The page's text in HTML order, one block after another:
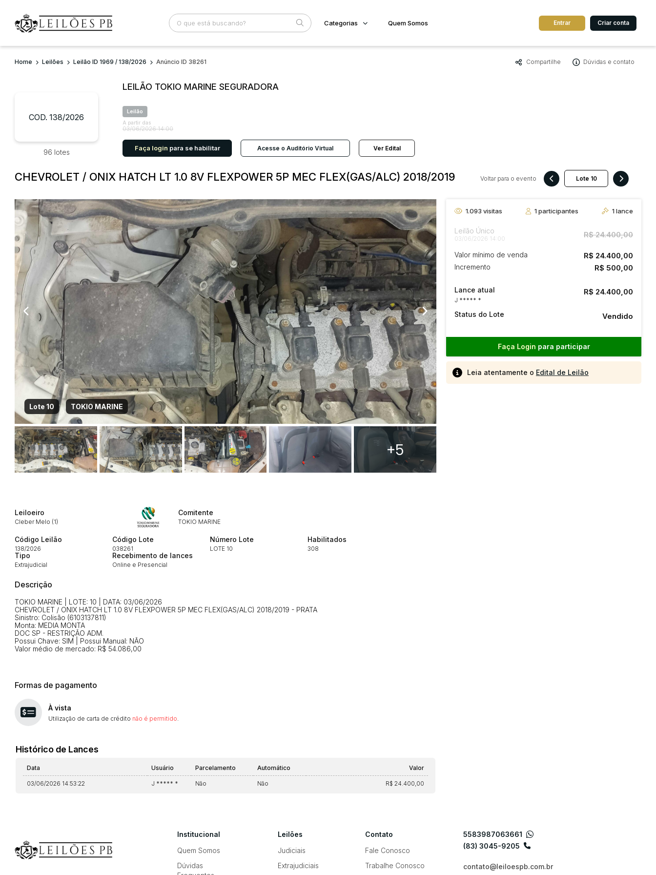
Busca por palavra-chave Categoria Cidade
Categorias Quem Somos Entrar Criar conta
Home Leilões Leilão ID 1969 / 138/2026 Anúncio ID 38261 Compartilhe Dúvidas e contato
COD. 138/2026
96 lotes
LEILÃO TOKIO MARINE SEGURADORA
Leilão
A partir das
03/06/2026 14:00
Faça login para se habilitar Acesse o Auditório Virtual Ver Edital
CHEVROLET / ONIX HATCH LT 1.0 8V FLEXPOWER 5P MEC FLEX(GAS/ALC) 2018/2019 Voltar para o evento
Lote 10 TOKIO MARINE
+5
1.093 visitas 1participantes 1lance
Leilão Único
03/06/2026 14:00 R$ 24.400,00
Valor mínimo de venda R$ 24.400,00
Incremento R$ 500,00
Lance atual
J ***** *
R$ 24.400,00
Status do Lote Vendido
Faça Login para participar
Leia atentamente o Edital de Leilão
Leiloeiro
Cleber Melo (1)
Comitente
TOKIO MARINE
Código Leilão
138/2026
Código Lote
038261
Número Lote
LOTE 10
Habilitados
308
Tipo
Extrajudicial
Recebimento de lances
Online e Presencial
Descrição
TOKIO MARINE | LOTE: 10 | DATA: 03/06/2026
CHEVROLET / ONIX HATCH LT 1.0 8V FLEXPOWER 5P MEC FLEX(GAS/ALC) 2018/2019 - PRATA
Sinistro: Colisão (6103137811)
Monta: MEDIA MONTA
DOC SP - RESTRIÇÃO ADM.
Possui Chave: SIM | Possui Manual: NÃO
Valor médio de mercado: R$ 54.086,00
Formas de pagamento
À vista
Utilização de carta de crédito não é permitido
Histórico de Lances
Data Usuário Parcelamento Automático Valor
03/06/2026 14:53:22 J ***** * Não Não R$ 24.400,00
Envie sua Proposta
14/04/2025 18:43:11
14/04/2025 18:43:11
Clique aqui para fazer login
Habilite-se para efetuar lances ou propostas
Institucional
Quem Somos
Dúvidas
Leilões
Judiciais
Extrajudiciais
Contato
Fale Conosco
Trabalhe Conosco
5583987063661
(83) 3045-9205
contato@leiloespb.com.br